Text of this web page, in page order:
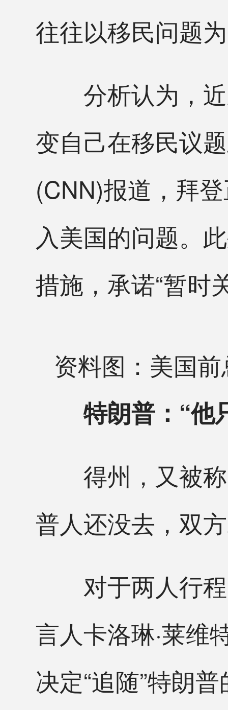
往往以移民问题
分析认为，近
变自己在移民议
(CNN)报道，拜
入美国的问题。
措施，承诺“暂时
资料图：美国
特朗普：“他
得州，又被称
普人还没去，双
对于两人行程“
言人卡洛琳·莱维
决定“追随”特朗